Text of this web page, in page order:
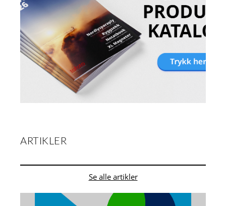
ARTIKLER
Se alle artikler